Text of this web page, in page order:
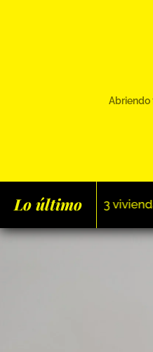
Abriendo
Lo último
tras colgar el cartel